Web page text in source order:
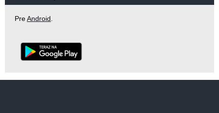
PreAndroid